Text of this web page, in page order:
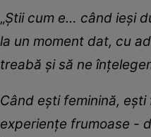
„Știi cum e… când ieși
la un moment dat, cu
treabă și să ne
Când ești feminină,
experiențe frumoase -